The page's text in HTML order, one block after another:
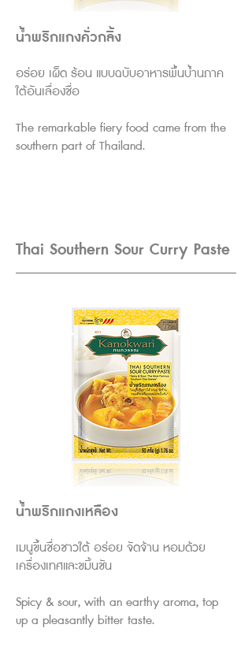
น้ำพริกแกงคั่วกลิ้ง
อร่อย เผ็ด ร้อน แบบฉบับอาหารพื้นบ้ำนภาค
ใต้อันเลื่องชื่อ
The remarkable fiery food came from the
southern part of Thailand.
Thai Southern Sour Curry Paste
น้ำพริกแกงเหลือง
เมนูขึ้นชื่อชาวใต้ อร่อย จัดจ้าน หอมด้วย
เครื่องเทศและขมิ้นชัน
Spicy & sour, with an earthy aroma, top
up a pleasantly bitter taste.